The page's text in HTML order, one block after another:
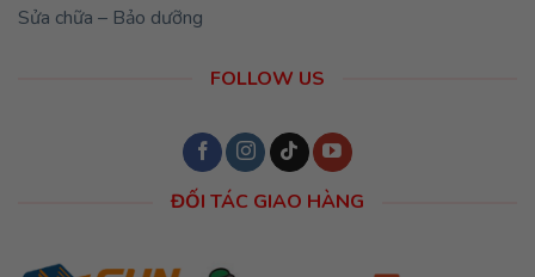
Sửa chữa – Bảo dưỡng
FOLLOW US
ĐỐI TÁC GIAO HÀNG